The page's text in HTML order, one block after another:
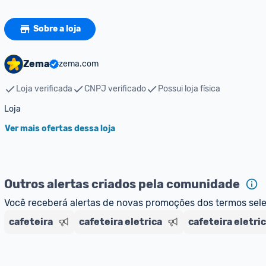
Sobre a loja
Zema zema.com
Loja verificada CNPJ verificado
Possui loja física
Loja
Ver mais ofertas dessa loja
Outros alertas criados pela comunidade
Você receberá alertas de novas promoções dos termos
cafeteira
cafeteira eletrica cafeteira